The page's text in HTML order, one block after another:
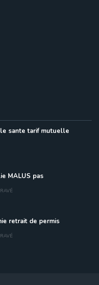
sante tarif mutuelle
MALUS pas
retrait de permis